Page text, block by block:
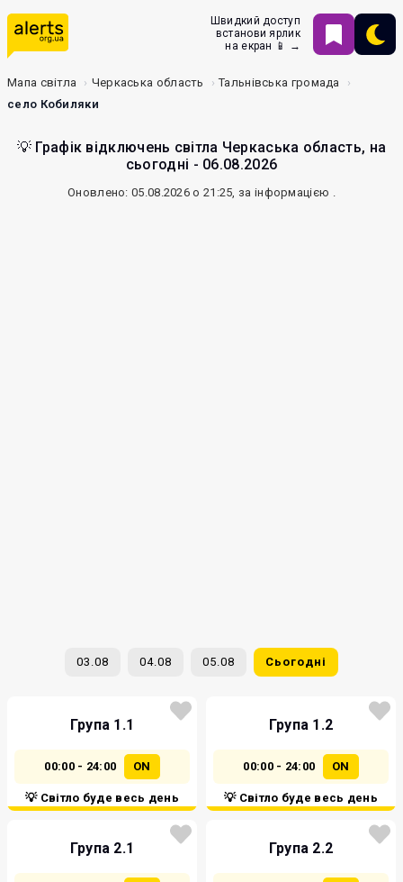
Швидкий доступ
встанови ярлик
на екран 📱 →
Мапа світла Черкаська область
Тальнівська громада
село Кобиляки
💡 Графік відключень світла Черкаська область, на
сьогодні - 06.08.2026
Оновлено: 05.08.2026 о 21:25, за інформацією .
03.08 04.08 05.08 Сьогодні
Група 1.1
00:00 - 24:00 ON
💡 Світло буде весь день
Група 1.2
00:00 - 24:00 ON
💡 Світло буде весь день
Група 2.1 Група 2.2